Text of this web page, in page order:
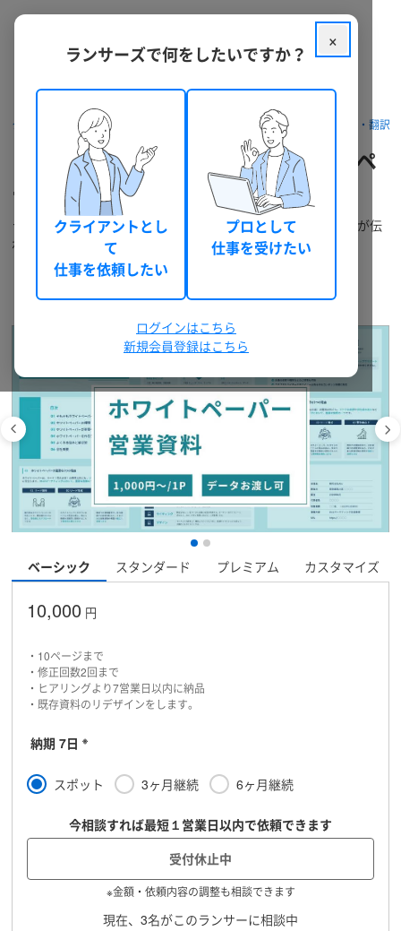
クラウドソーシング ランサーズ パッケージを探す ライティング・翻訳
【1枚1,000円から】格安でホワイトペ
ーパー・営業資料を作成し ます
ライターかつ営業事務歴6年の経験を活かして、見やすく内容が伝
わる資料を作成します！
ベーシック スタンダード プレミアム カスタマイズ
10,000 円
・10ページまで
・修正回数2回まで
・ヒアリングより7営業日以内に納品
・既存資料のリデザインをします。
納期 7日 ※
スポット 3ヶ月継続 6ヶ月継続
今相談すれば最短１営業日以内で依頼できます
受付休止中
※金額・依頼内容の調整も相談できます
現在、3名がこのランサーに相談中
×
ランサーズで何をしたいですか？
クライアントとし
て
仕事を依頼したい
プロとして
仕事を受けたい
ログインはこちら
新規会員登録はこちら